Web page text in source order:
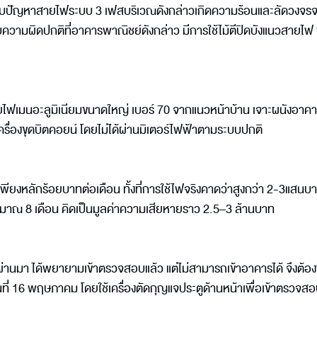
ญหาสายไฟระบบ 3 เฟสบริเวณดังกล่าวเกิดความร้อนและลัดวงจร
วามผิดปกติที่อาคารพาณิชย์ดังกล่าว มีการใช้ไม้ตีปิดบังแนวสายไ
มนอะลูมิเนียมขนาดใหญ่ เบอร์ 70 จากแนวหน้าบ้าน เจาะผนังอาค
รื่องขุดบิตคอยน์ โดยไม่ได้ผ่านมิเตอร์ไฟฟ้าตามระบบปกติ
งหลักร้อยบาทต่อเดือน ทั้งที่การใช้ไฟจริงคาดว่าสูงกว่า 2-3แสนบ
าณ 8 เดือน คิดเป็นมูลค่าความเสียหายราว 2.5–3 ล้านบาท
มา ได้พยายามเข้าตรวจสอบแล้ว แต่ไม่สามารถเข้าอาคารได้ จึงต้อ
16 พฤษภาคม โดยใช้เครื่องตัดกุญแจประตูด้านหน้าเพื่อเข้าตรวจส